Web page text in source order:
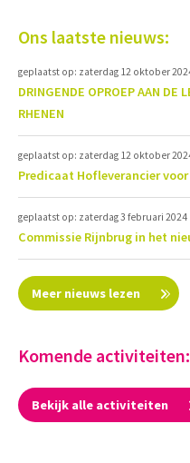
Ons laatste nieuws:
geplaatst op: zaterdag 12 oktober
DRINGENDE OPROEP AAN DE
RHENEN
geplaatst op: zaterdag 12 oktober
Predicaat Hofleverancier voor
geplaatst op: zaterdag 3 februari 2024
Commissie Rijnbrug in het
Meer nieuws lezen
Komende activiteiten:
Bekijk alle activiteiten